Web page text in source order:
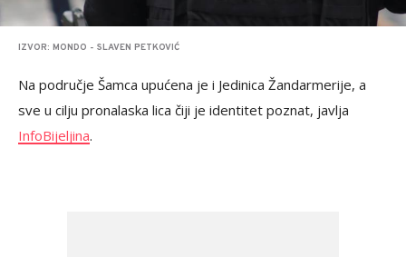
IZVOR: MONDO - SLAVEN PETKOVIĆ
Na područje Šamca upućena je i Jedinica Žandarmerije, a
sve u cilju pronalaska lica čiji je identitet poznat, javlja
InfoBijeljina.